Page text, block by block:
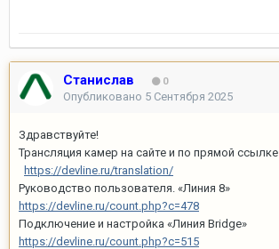
Станислав 0
Опубликовано 5 Сентября 2025
Здравствуйте!
Трансляция камер на сайте и по прямой ссылке
https://devline.ru/translation/
Руководство пользователя. «Линия 8»
https://devline.ru/count.php?c=478
Подключение и настройка «Линия Bridge»
https://devline.ru/count.php?c=515